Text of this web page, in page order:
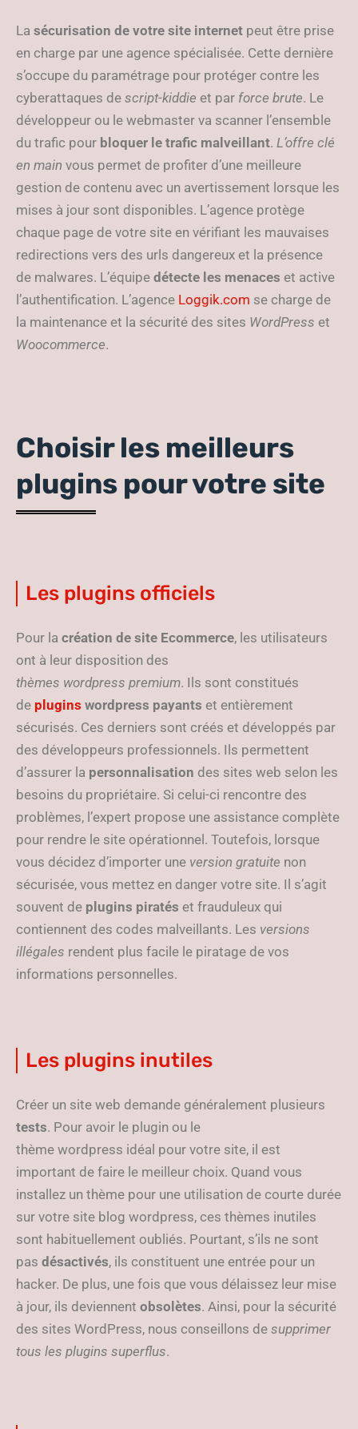
La sécurisation de votre site internet peut être prise
en charge par une agence spécialisée. Cette dernière
s’occupe du paramétrage pour protéger contre les
cyberattaques de script-kiddie et par force brute. Le
développeur ou le webmaster va scanner l’ensemble
du trafic pour bloquer le trafic malveillant. L’offre clé
en main vous permet de profiter d’une meilleure
gestion de contenu avec un avertissement lorsque les
mises à jour sont disponibles. L’agence protège
chaque page de votre site en vérifiant les mauvaises
redirections vers des urls dangereux et la présence
de malwares. L’équipe détecte les menaces et active
l’authentification. L’agence Loggik.com se charge de
la maintenance et la sécurité des sites WordPress et
Woocommerce.
Choisir les meilleurs
plugins pour votre site
Les plugins officiels
Pour la création de site Ecommerce, les utilisateurs
ont à leur disposition des
thèmes wordpress premium. Ils sont constitués
de plugins wordpress payants et entièrement
sécurisés. Ces derniers sont créés et développés par
des développeurs professionnels. Ils permettent
d’assurer la personnalisation des sites web selon les
besoins du propriétaire. Si celui-ci rencontre des
problèmes, l’expert propose une assistance complète
pour rendre le site opérationnel. Toutefois, lorsque
vous décidez d’importer une version gratuite non
sécurisée, vous mettez en danger votre site. Il s’agit
souvent de plugins piratés et frauduleux qui
contiennent des codes malveillants. Les versions
illégales rendent plus facile le piratage de vos
informations personnelles.
Les plugins inutiles
Créer un site web demande généralement plusieurs
tests. Pour avoir le plugin ou le
thème wordpress idéal pour votre site, il est
important de faire le meilleur choix. Quand vous
installez un thème pour une utilisation de courte durée
sur votre site blog wordpress, ces thèmes inutiles
sont habituellement oubliés. Pourtant, s’ils ne sont
pas désactivés, ils constituent une entrée pour un
hacker. De plus, une fois que vous délaissez leur mise
à jour, ils deviennent obsolètes. Ainsi, pour la sécurité
des sites WordPress, nous conseillons de supprimer
tous les plugins superflus.